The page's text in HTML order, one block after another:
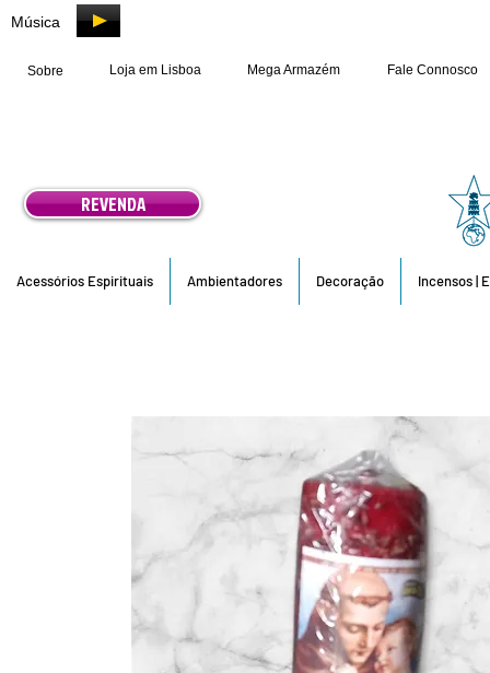
Música
Sobre Loja em Lisboa Mega Armazém Fale Connosco
REVENDA
Acessórios Espirituais Ambientadores Decoração Incensos |